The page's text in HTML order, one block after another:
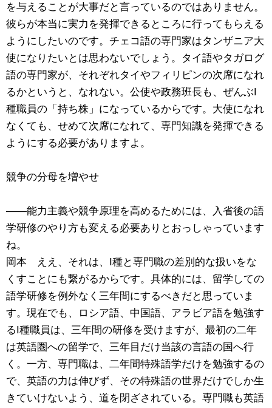
を与えることが大事だと言っているのではありません。
彼らが本当に実力を発揮できるところに行ってもらえる
ようにしたいのです。チェコ語の専門家はタンザニア大
使になりたいとは思わないでしょう。タイ語やタガログ
語の専門家が、それぞれタイやフィリピンの次席になれ
るかというと、なれない。公使や政務班長も、ぜんぶI
種職員の「持ち株」になっているからです。大使になれ
なくても、せめて次席になれて、専門知識を発揮できる
ようにする必要がありますよ。
競争の分母を増やせ
――能力主義や競争原理を高めるためには、入省後の語
学研修のやり方も変える必要ありとおっしゃっています
ね。
岡本 ええ、それは、I種と専門職の差別的な扱いをな
くすことにも繋がるからです。具体的には、留学しての
語学研修を例外なく三年間にするべきだと思っていま
す。現在でも、ロシア語、中国語、アラビア語を勉強す
るI種職員は、三年間の研修を受けますが、最初の二年
は英語圏への留学で、三年目だけ当該の言語の国へ行
く。一方、専門職は、二年間特殊語学だけを勉強するの
で、英語の力は伸びず、その特殊語の世界だけでしか生
きていけないよう、道を閉ざされている。専門職も英語